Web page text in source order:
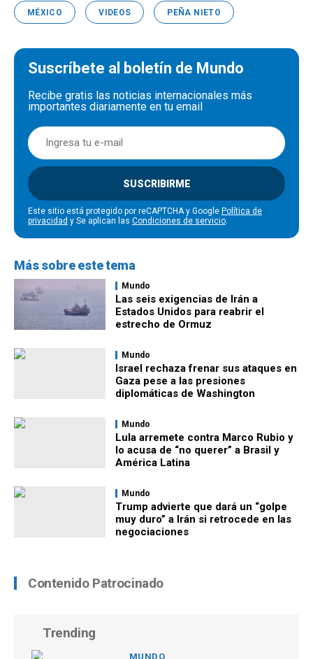
MÉXICO VIDEOS PEÑA NIETO
Suscríbete al boletín de Mundo
Recibe gratis las noticias internacionales más
importantes diariamente en tu email
SUSCRIBIRME
Este sitio está protegido por reCAPTCHA y Google Política de
privacidad y Se aplican las Condiciones de servicio.
Más sobre este tema
Mundo
Las seis exigencias de Irán a
Estados Unidos para reabrir el
estrecho de Ormuz
Mundo
Israel rechaza frenar sus ataques en
Gaza pese a las presiones
diplomáticas de Washington
Mundo
Lula arremete contra Marco Rubio y
lo acusa de “no querer” a Brasil y
América Latina
Mundo
Trump advierte que dará un “golpe
muy duro” a Irán si retrocede en las
negociaciones
Contenido Patrocinado
Trending
MUNDO